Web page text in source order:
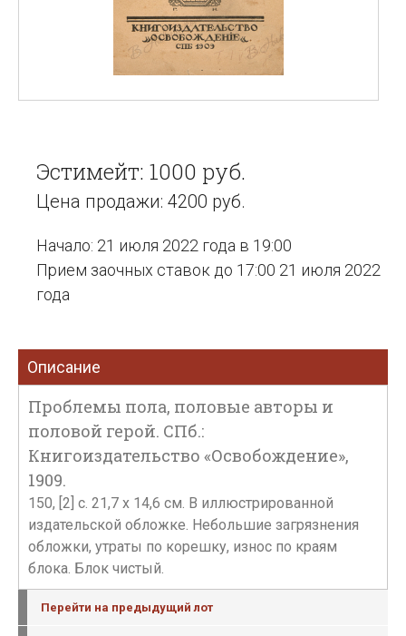
Эстимейт: 1000 руб.
Цена продажи: 4200 руб.
Начало: 21 июля 2022 года в 19:00
Прием заочных ставок до 17:00 21 июля 2022
года
Описание
Проблемы пола, половые авторы и
половой герой. СПб.:
Книгоиздательство «Освобождение»,
1909.
150, [2] с. 21,7 х 14,6 см. В иллюстрированной
издательской обложке. Небольшие загрязнения
обложки, утраты по корешку, износ по краям
блока. Блок чистый.
Перейти на предыдущий лот